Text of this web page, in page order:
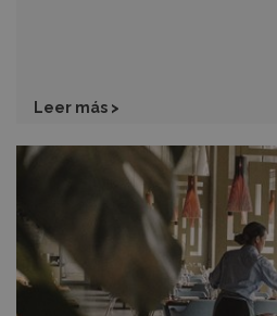
Leer más >
Comunicación
sala